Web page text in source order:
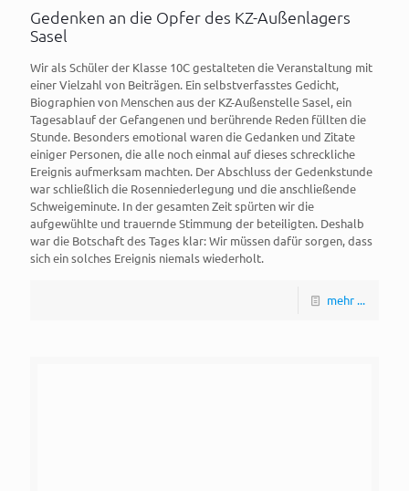
Gedenken an die Opfer des KZ-Außenlagers
Sasel
Wir als Schüler der Klasse 10C gestalteten die Veranstaltung mit
einer Vielzahl von Beiträgen. Ein selbstverfasstes Gedicht,
Biographien von Menschen aus der KZ-Außenstelle Sasel, ein
Tagesablauf der Gefangenen und berührende Reden füllten die
Stunde. Besonders emotional waren die Gedanken und Zitate
einiger Personen, die alle noch einmal auf dieses schreckliche
Ereignis aufmerksam machten. Der Abschluss der Gedenkstunde
war schließlich die Rosenniederlegung und die anschließende
Schweigeminute. In der gesamten Zeit spürten wir die
aufgewühlte und trauernde Stimmung der beteiligten. Deshalb
war die Botschaft des Tages klar: Wir müssen dafür sorgen, dass
sich ein solches Ereignis niemals wiederholt.
mehr ...